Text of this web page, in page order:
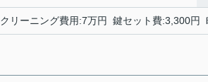
クリーニング費用:7万円 鍵セット費:3,300円